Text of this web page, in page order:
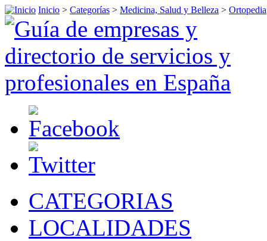
Inicio > Categorías > Medicina, Salud y Belleza > Ortopedia
CATEGORIAS
LOCALIDADES